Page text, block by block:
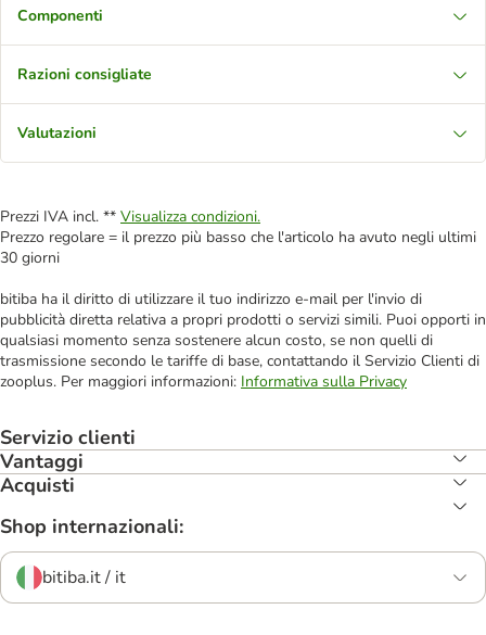
Componenti
Razioni consigliate
Valutazioni
Prezzi IVA incl. ** Visualizza condizioni.
Prezzo regolare = il prezzo più basso che l'articolo ha avuto negli ultimi
30 giorni
bitiba ha il diritto di utilizzare il tuo indirizzo e-mail per l'invio di
pubblicità diretta relativa a propri prodotti o servizi simili. Puoi opporti in
qualsiasi momento senza sostenere alcun costo, se non quelli di
trasmissione secondo le tariffe di base, contattando il Servizio Clienti di
zooplus. Per maggiori informazioni: Informativa sulla Privacy
Servizio clienti
Vantaggi
Acquisti
Shop internazionali:
bitiba.it / it